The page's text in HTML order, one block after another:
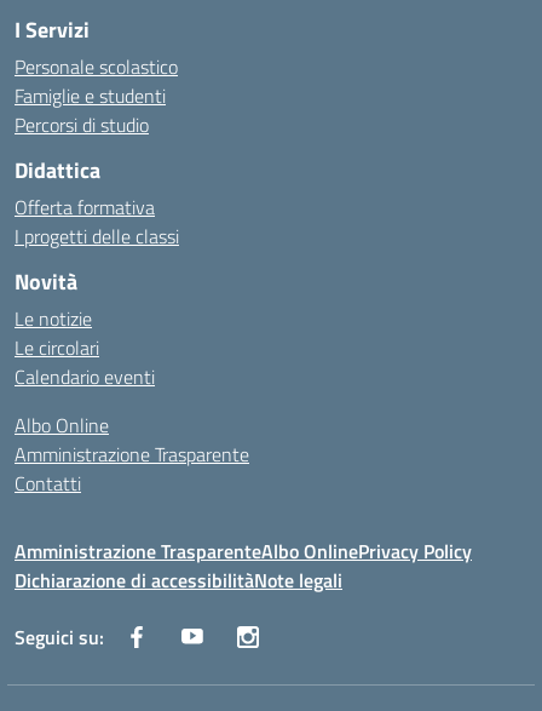
I Servizi
Personale scolastico
Famiglie e studenti
Percorsi di studio
Didattica
Offerta formativa
I progetti delle classi
Novità
Le notizie
Le circolari
Calendario eventi
Albo Online
Amministrazione Trasparente
Contatti
Amministrazione TrasparenteAlbo OnlinePrivacy Policy
Dichiarazione di accessibilitàNote legali
Seguici su: